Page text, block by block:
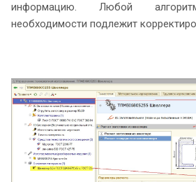
информацию. Любой
необходимости подлежит